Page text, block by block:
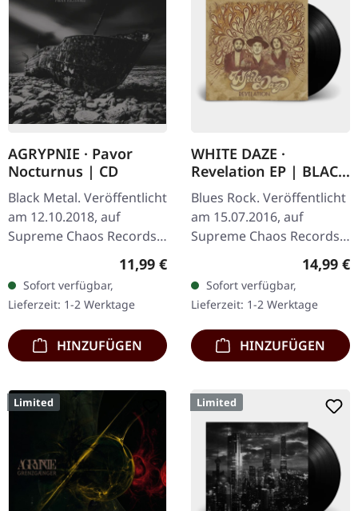
AGRYPNIE · Pavor
Nocturnus | CD
Black Metal. Veröffentlicht
am 12.10.2018, auf
Supreme Chaos Records.
Reguläre Jewelcase-
Auflage von "Pavor
Nocturnus". 12-seitiges
Booklet und mehr…
Regulärer Preis:
11,99 €
Sofort verfügbar,
Lieferzeit: 1-2 Werktage
HINZUFÜGEN
WHITE DAZE ·
Revelation EP | BLACK
LP
Blues Rock. Veröffentlicht
am 15.07.2016, auf
Supreme Chaos Records.
Schicke LP im schwarzen
Vinyl, limitiert auf 300
Exemplare. White Daze
liefern…
14,99 €
Sofort verfügbar,
Lieferzeit: 1-2 Werktage
HINZUFÜGEN
Limited Limited